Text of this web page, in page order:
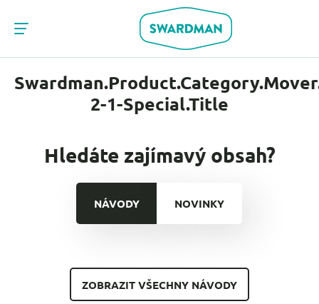
2-1-Special.Title
Hledáte zajímavý obsah?
NÁVODY NOVINKY
ZOBRAZIT VŠECHNY NÁVODY